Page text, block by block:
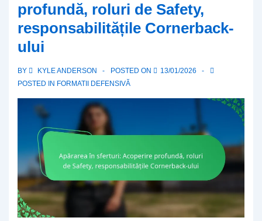
profundă, roluri de Safety,
responsabilitățile Cornerback-
ului
BY KYLE ANDERSON POSTED ON
13/01/2026
POSTED IN FORMATII DEFENSIVĂ